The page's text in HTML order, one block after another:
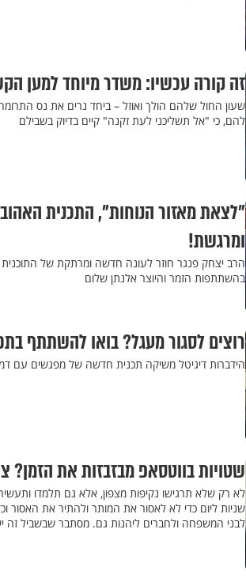
זה קורה עכשיו: משדר מיוחד למען
שעון החול שלהם הולך ואוזל – ביחד נרים את נס
להם, כי "אל תשליכני לעת זקנה" קיים בדיוק בשבילם
"לצאת מאזור הנוחות", התכנית
ומרגשת!
הרב יצחק פנגר חוזר לעונה חדשה ומרתקת של
בהשתתפות הזמר והיוצר אלנתן שלום
רוצים לסגור מעגל? בואו להשתתף
הידברות דיגיטל משיקה תכנית חדשה של מפגשים עם
שטויות בווטסאפ מבזבזות את הזמן?
שניות ליום כדי לא לאסור את המותר ולהתיר את
לבני המשפחה ולחברים ליהנות גם. מסתבר שבשביל זה